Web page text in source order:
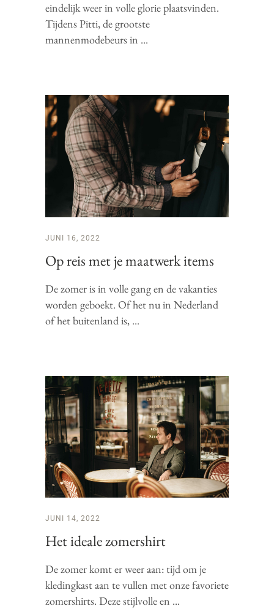
eindelijk weer in volle glorie plaatsvinden.
Tijdens Pitti, de grootste
mannenmodebeurs in
JUNI 16, 2022
Op reis met je maatwerk items
De zomer is in volle gang en de vakanties
worden geboekt. Of het nu in Nederland
of het buitenland is,
JUNI 14, 2022
Het ideale zomershirt
De zomer komt er weer aan: tijd om je
kledingkast aan te vullen met onze favoriete
zomershirts. Deze stijlvolle en